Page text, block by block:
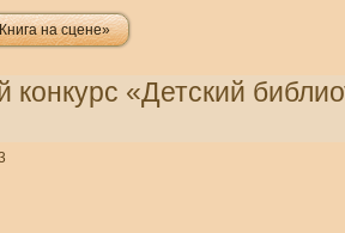
на сцене»
«Детский